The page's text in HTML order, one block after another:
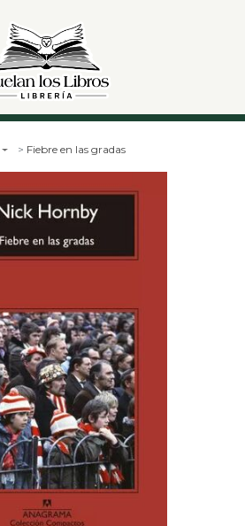
Fiebre en las gradas